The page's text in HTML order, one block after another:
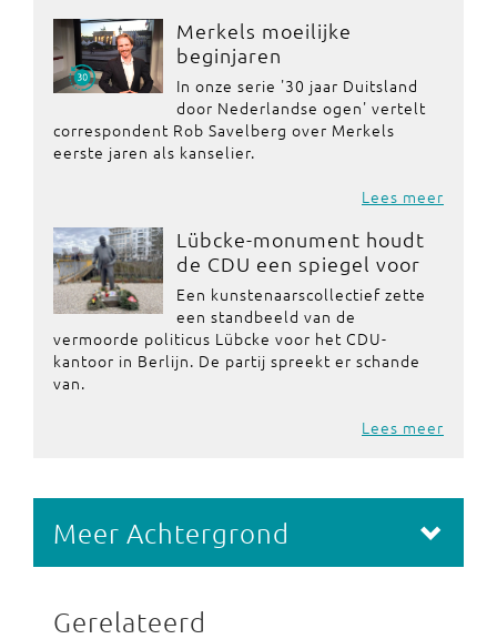
Merkels moeilijke
beginjaren
In onze serie '30 jaar Duitsland
door Nederlandse ogen' vertelt
correspondent Rob Savelberg over Merkels
eerste jaren als kanselier.
Lees meer
Lübcke-monument houdt
de CDU een spiegel voor
Een kunstenaarscollectief zette
een standbeeld van de
vermoorde politicus Lübcke voor het CDU-
kantoor in Berlijn. De partij spreekt er schande
van.
Lees meer
Meer Achtergrond
Gerelateerd